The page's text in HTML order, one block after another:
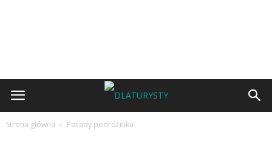
Strona główna Porady podróżnika